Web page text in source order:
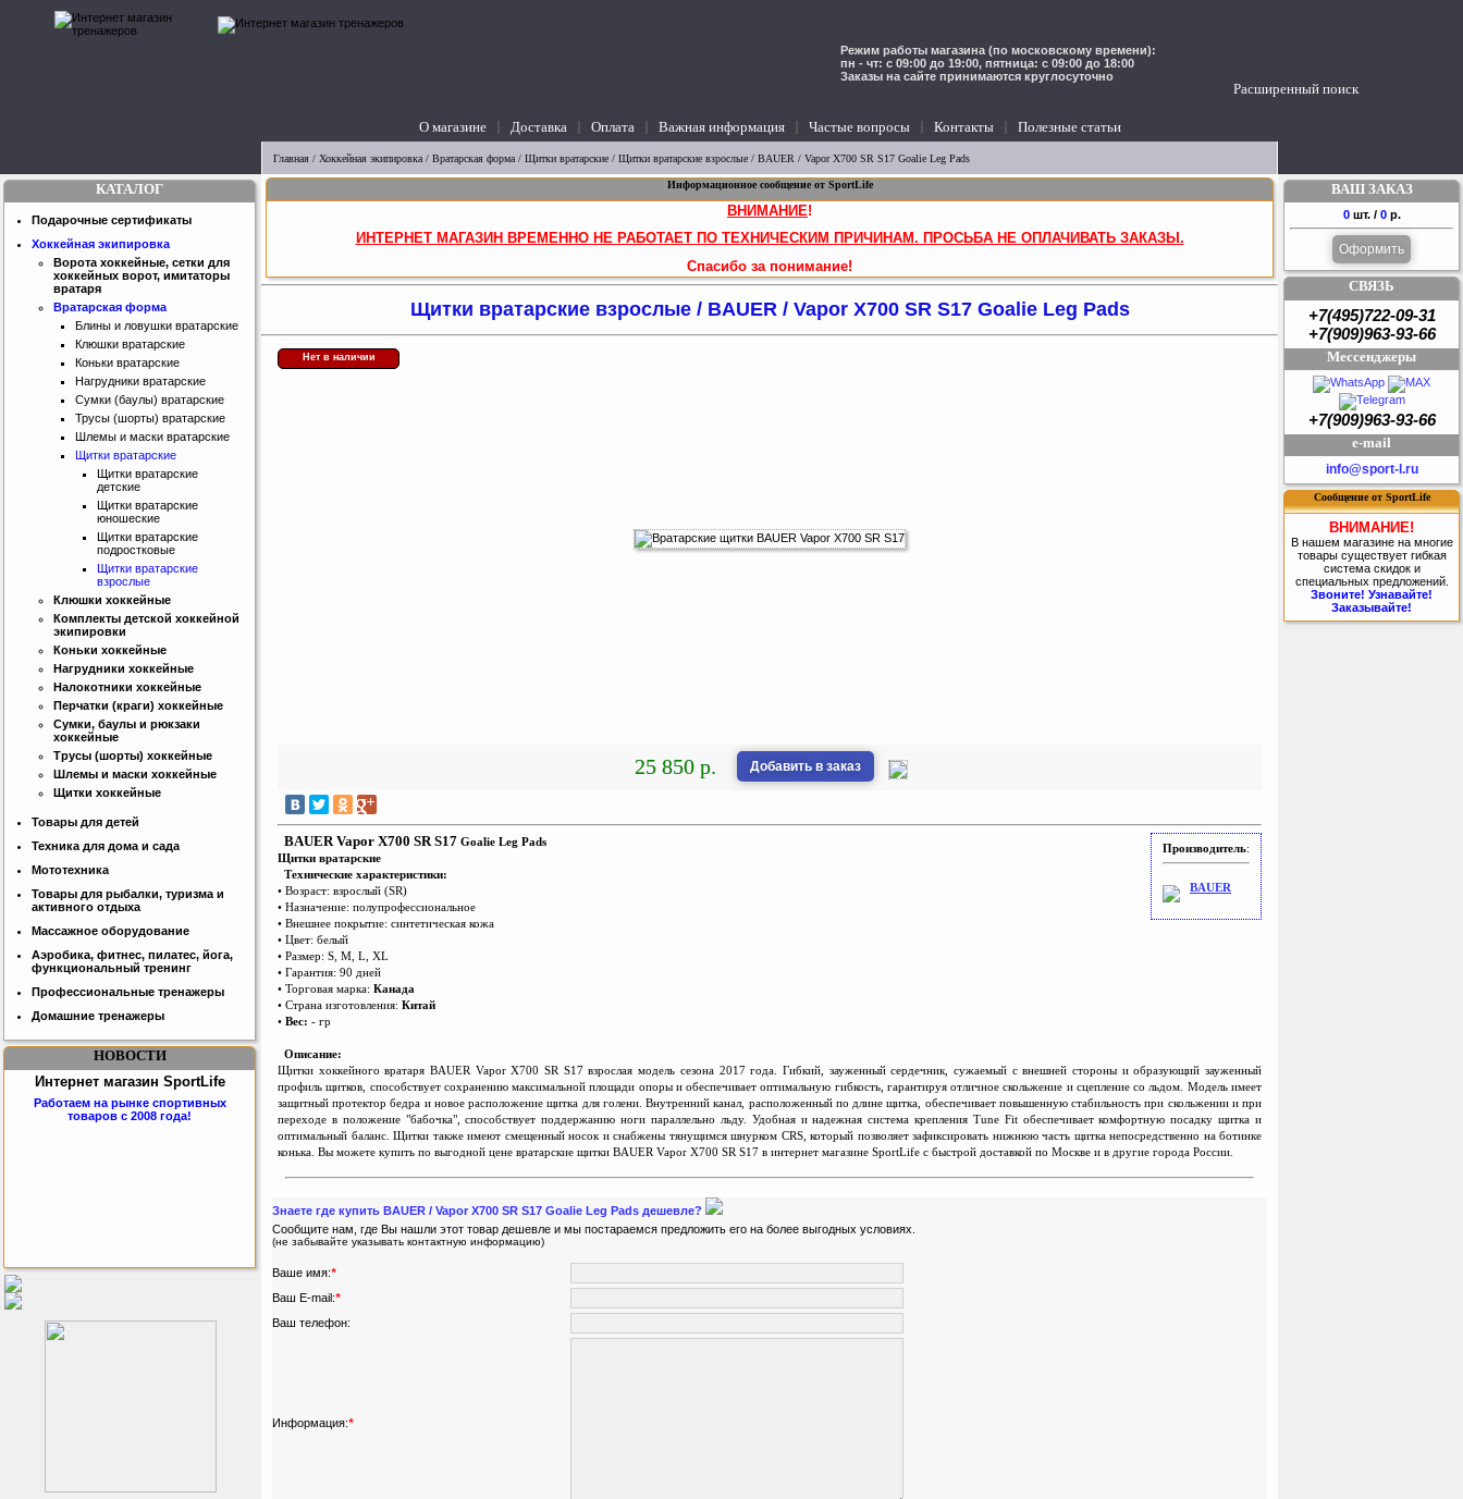
Расширенный поиск
Режим работы магазина (по московскому времени):
пн - чт: с 09:00 до 19:00, пятница: с 09:00 до 18:00
Заказы на сайте принимаются круглосуточно
О магазине Доставка Оплата Важная информация Частые вопросы Контакты Полезные статьи
Главная / Хоккейная экипировка / Вратарская форма / Щитки вратарские / Щитки вратарские взрослые / BAUER / Vapor X700 SR S17 Goalie Leg Pads
Информационное сообщение от SportLife
ВНИМАНИЕ!
ИНТЕРНЕТ МАГАЗИН ВРЕМЕННО НЕ РАБОТАЕТ ПО ТЕХНИЧЕСКИМ ПРИЧИНАМ. ПРОСЬБА НЕ ОПЛАЧИВАТЬ ЗАКАЗЫ.
Спасибо за понимание!
Щитки вратарские взрослые / BAUER / Vapor X700 SR S17 Goalie Leg Pads
25 850 р. Добавить в заказ
Нет в наличии
Производитель:
BAUER
BAUER Vapor X700 SR S17 Goalie Leg Pads
Щитки вратарские
Технические характеристики:
• Возраст: взрослый (SR)
• Назначение: полупрофессиональное
• Внешнее покрытие: синтетическая кожа
• Цвет: белый
• Размер: S, M, L, XL
• Гарантия: 90 дней
• Торговая марка: Канада
• Страна изготовления: Китай
• Вес: - гр
Описание:
Щитки хоккейного вратаря BAUER Vapor X700 SR S17 взрослая модель сезона 2017 года. Гибкий, зауженный сердечник, сужаемый с внешней стороны и образующий зауженный
профиль щитков, способствует сохранению максимальной площади опоры и обеспечивает оптимальную гибкость, гарантируя отличное скольжение и сцепление со льдом. Модель имеет
защитный протектор бедра и новое расположение щитка для голени. Внутренний канал, расположенный по длине щитка, обеспечивает повышенную стабильность при скольжении и при
переходе в положение "бабочка", способствует поддержанию ноги параллельно льду. Удобная и надежная система крепления Tune Fit обеспечивает комфортную посадку щитка и
оптимальный баланс. Щитки также имеют смещенный носок и снабжены тянущимся шнурком CRS, который позволяет зафиксировать нижнюю часть щитка непосредственно на ботинке
конька. Вы можете купить по выгодной цене вратарские щитки BAUER Vapor X700 SR S17 в интернет магазине SportLife с быстрой доставкой по Москве и в другие города России.
Знаете где купить BAUER / Vapor X700 SR S17 Goalie Leg Pads дешевле?
Сообщите нам, где Вы нашли этот товар дешевле и мы постараемся предложить его на более выгодных условиях.
(не забывайте указывать контактную информацию)
Ваше имя:*
Ваш E-mail:*
Ваш телефон:
Информация:*
КАТАЛОГ
Подарочные сертификаты
Хоккейная экипировка
Ворота хоккейные, сетки для
хоккейных ворот, имитаторы
вратаря
Вратарская форма
Блины и ловушки вратарские
Клюшки вратарские
Коньки вратарские
Нагрудники вратарские
Сумки (баулы) вратарские
Трусы (шорты) вратарские
Шлемы и маски вратарские
Щитки вратарские
Щитки вратарские
детские
Щитки вратарские
юношеские
Щитки вратарские
подростковые
Щитки вратарские
взрослые
Клюшки хоккейные
Комплекты детской хоккейной
экипировки
Коньки хоккейные
Нагрудники хоккейные
Налокотники хоккейные
Перчатки (краги) хоккейные
Сумки, баулы и рюкзаки
хоккейные
Трусы (шорты) хоккейные
Шлемы и маски хоккейные
Щитки хоккейные
Товары для детей
Техника для дома и сада
Мототехника
Товары для рыбалки, туризма и
активного отдыха
Массажное оборудование
Аэробика, фитнес, пилатес, йога,
функциональный тренинг
Профессиональные тренажеры
Домашние тренажеры
НОВОСТИ
Интернет магазин SportLife
Работаем на рынке спортивных
товаров с 2008 года!
SportLife
ВАШ ЗАКАЗ
0 шт. / 0 р.
Оформить
СВЯЗЬ
+7(495)722-09-31
+7(909)963-93-66
Мессенджеры
+7(909)963-93-66
e-mail
info@sport-l.ru
Сообщение от SportLife
ВНИМАНИЕ!
В нашем магазине на многие
товары существует гибкая
система скидок и
специальных предложений.
Звоните! Узнавайте!
Заказывайте!